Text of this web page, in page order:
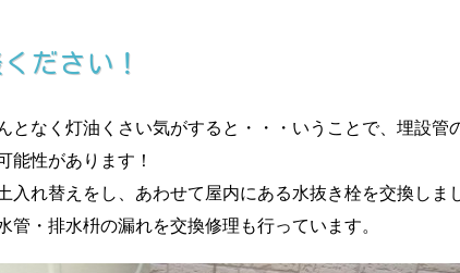
ださい！
なく灯油くさい気がすると・・・いうことで、埋設管
能性があります！
れ替えをし、あわせて屋内にある水抜き栓を交換しま
・排水枡の漏れを交換修理も行っています。